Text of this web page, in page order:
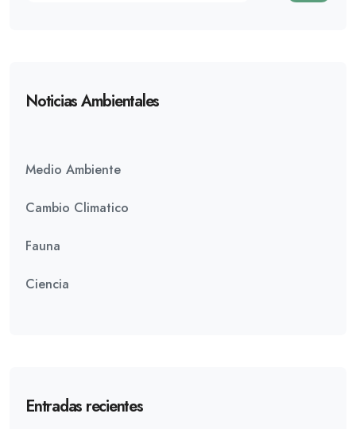
Noticias Ambientales
Medio Ambiente
Cambio Climatico
Fauna
Ciencia
Entradas recientes